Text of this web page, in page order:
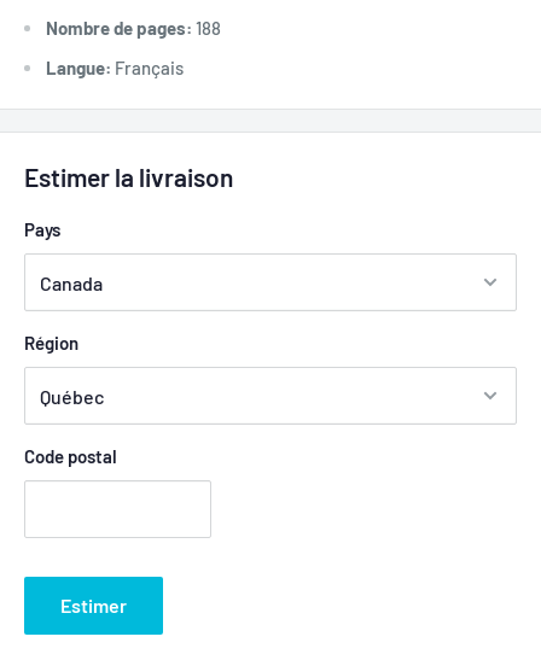
Nombre de pages: 188
Langue: Français
Estimer la livraison
Pays
Région
Code postal
Estimer